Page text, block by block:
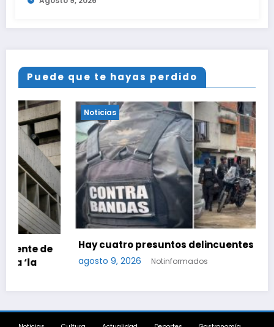
recuperación del servicio’
Puede que te hayas perdido
Noticias
Hay cuatro presuntos delincuentes abatidos
agosto 9, 2026 Notinformados